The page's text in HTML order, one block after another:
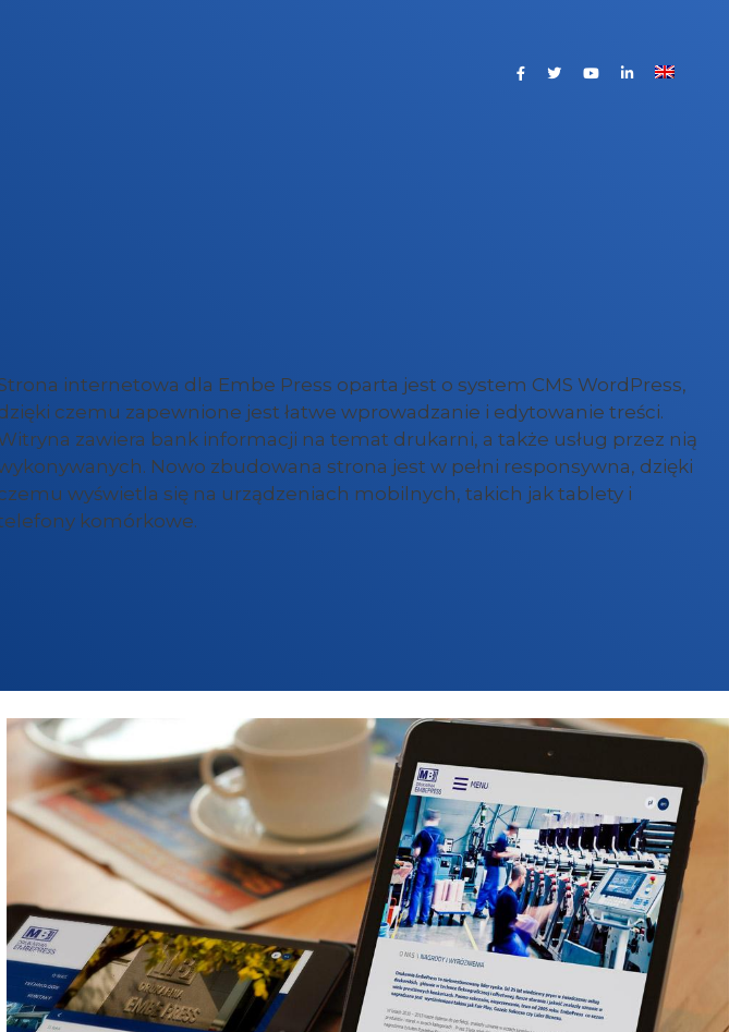
internetowa dla Embe Press oparta jest o system CMS WordPress,
czemu zapewnione jest łatwe wprowadzanie i edytowanie treści.
zawiera bank informacji na temat drukarni, a także usług przez nią
Nowo zbudowana strona jest w pełni responsywna, dzięki
wyświetla się na urządzeniach mobilnych, takich jak tablety i
komórkowe.